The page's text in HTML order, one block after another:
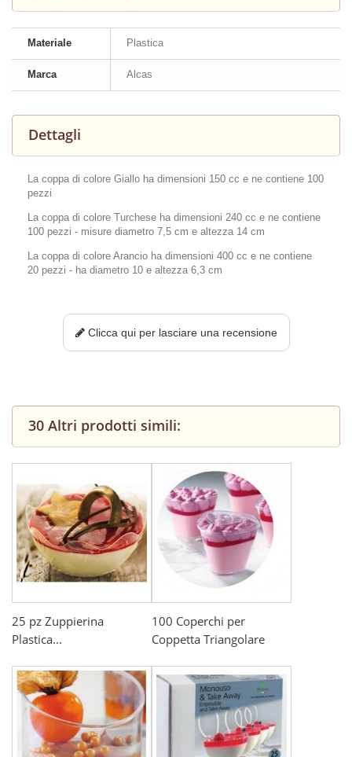
Materiale Plastica
Marca Alcas
Dettagli
La coppa di colore Giallo ha dimensioni 150 cc e ne contiene 100
pezzi
La coppa di colore Turchese ha dimensioni 240 cc e ne contiene
100 pezzi - misure diametro 7,5 cm e altezza 14 cm
La coppa di colore Arancio ha dimensioni 400 cc e ne contiene
20 pezzi - ha diametro 10 e altezza 6,3 cm
Clicca qui per lasciare una recensione
30 Altri prodotti simili:
25 pz Zuppierina
Plastica...
100 Coperchi per
Coppetta Triangolare